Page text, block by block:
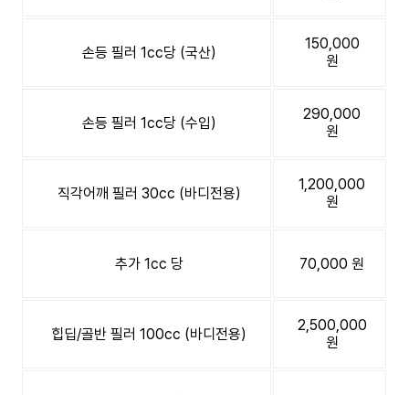
손등 필러 1cc당 (국산)
150,000
원
손등 필러 1cc당 (수입)
290,000
원
직각어깨 필러 30cc (바디전용)
1,200,000
원
추가 1cc 당 70,000 원
힙딥/골반 필러 100cc (바디전용)
2,500,000
원